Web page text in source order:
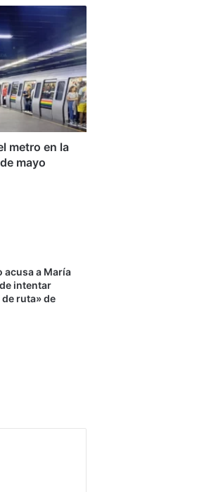
metro en la
mayo
acusa a María
intentar
ruta» de